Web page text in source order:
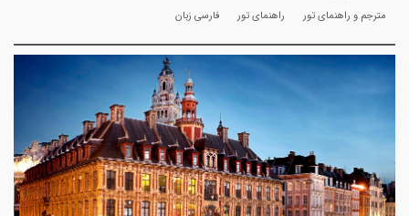
مترجم و راهنمای تور راهنمای تور فارسی زبان